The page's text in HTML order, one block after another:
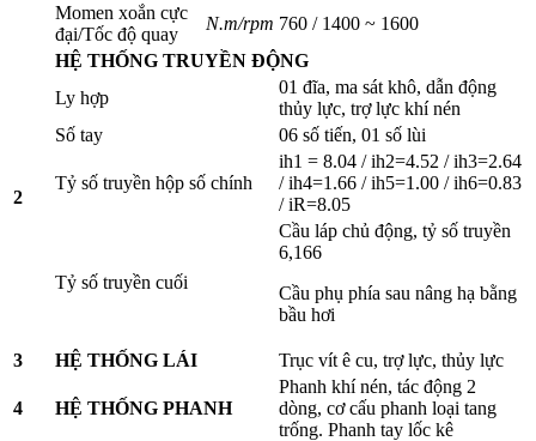
Momen xoắn cực
đại/Tốc độ quay
N.m/rpm 760 / 1400 ~ 1600
2
HỆ THỐNG TRUYỀN ĐỘNG
Ly hợp
01 đĩa, ma sát khô, dẫn động
thủy lực, trợ lực khí nén
Số tay
06 số tiến, 01 số lùi
Tỷ số truyền hộp số chính
ih1 = 8.04 / ih2=4.52 / ih3=2.64
/ ih4=1.66 / ih5=1.00 / ih6=0.83
/ iR=8.05
Tỷ số truyền cuối
Cầu láp chủ động, tỷ số truyền
6,166
Cầu phụ phía sau nâng hạ bằng
bầu hơi
3 HỆ THỐNG LÁI Trục vít ê cu, trợ lực, thủy lực
4 HỆ THỐNG PHANH
Phanh khí nén, tác động 2
dòng, cơ cấu phanh loại tang
trống. Phanh tay lốc kê